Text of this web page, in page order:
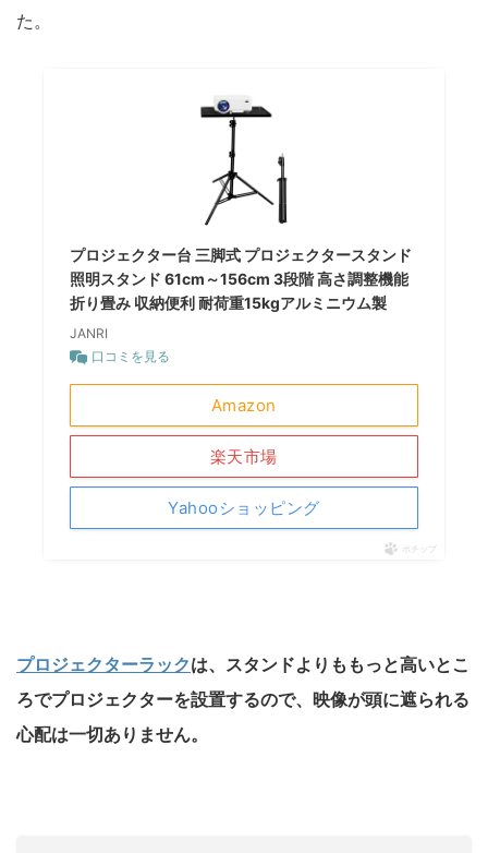
た。
プロジェクター台 三脚式 プロジェクタースタンド
照明スタンド 61cm～156cm 3段階 高さ調整機能
折り畳み 収納便利 耐荷重15kgアルミニウム製
JANRI
口コミを見る
Amazon
楽天市場
Yahooショッピング
ポチップ
プロジェクターラックは、スタンドよりももっと高いとこ
ろでプロジェクターを設置するので、映像が頭に遮られる
心配は一切ありません。